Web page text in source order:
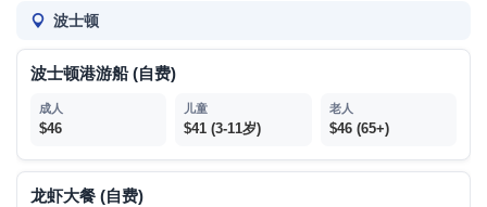
波士顿
波士顿港游船 (自费)
$46 $41 (3-11岁) $46 (65+)
龙虾大餐 (自费)